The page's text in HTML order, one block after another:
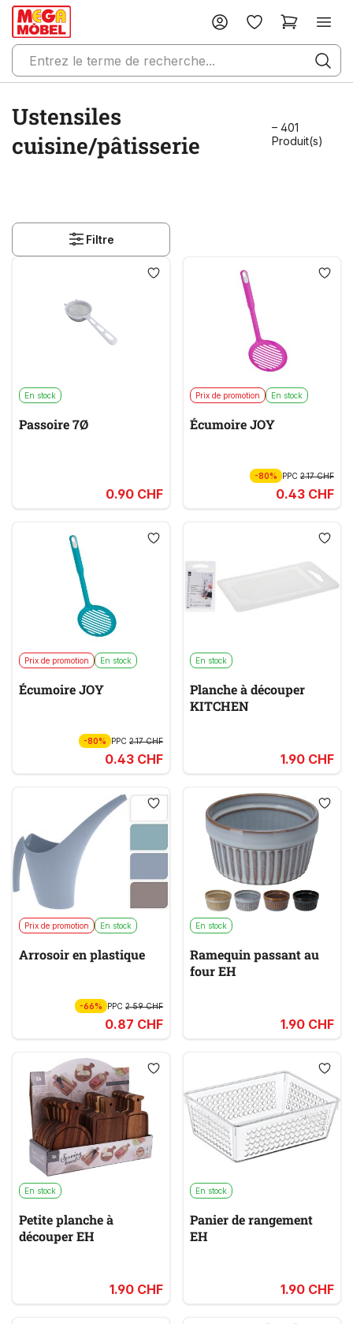
Ustensiles
cuisine/pâtisserie
– 401
Produit(s)
Filtre
En stock
Passoire 7Ø
0.90 CHF
Prix de promotion En stock
Écumoire JOY
-80% PPC2.17 CHF
0.43 CHF
Prix de promotion En stock
Écumoire JOY
-80% PPC 2.17 CHF
0.43 CHF
En stock
Planche à découper
KITCHEN
1.90 CHF
Prix de promotion En stock
Arrosoir en plastique
-66% PPC 2.59 CHF
0.87 CHF
En stock
Ramequin passant au
four EH
1.90 CHF
En stock
Petite planche à
découper EH
1.90 CHF
En stock
Panier de rangement
EH
1.90 CHF